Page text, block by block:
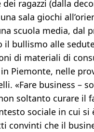
ragazzi (dalla
sala giochi
scuola media, dal
il bullismo alle
di materiali di
Piemonte, nelle
«Fare business –
soltanto curare il
sociale in cui si
convinti che il